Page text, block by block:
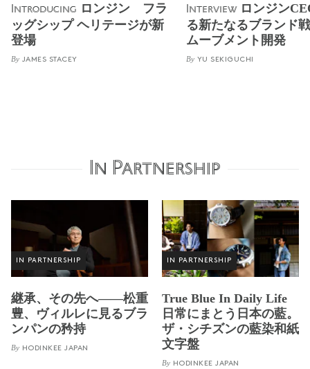
Introducing ロンジン フラ
ッグシップ ヘリテージが新
登場
By JAMES STACEY
Interviewロンジン
る新たなるブランド
ムーブメント開発
By YU SEKIGUCHI
In Partnership
IN PARTNERSHIP
継承、その先へ——松重
豊、ヴィルレに見るブラ
ンパンの矜持
By HODINKEE JAPAN
IN PARTNERSHIP
True Blue In Daily Life
日常にまとう日本の藍。
ザ・シチズンの藍染和紙
文字盤
By HODINKEE JAPAN